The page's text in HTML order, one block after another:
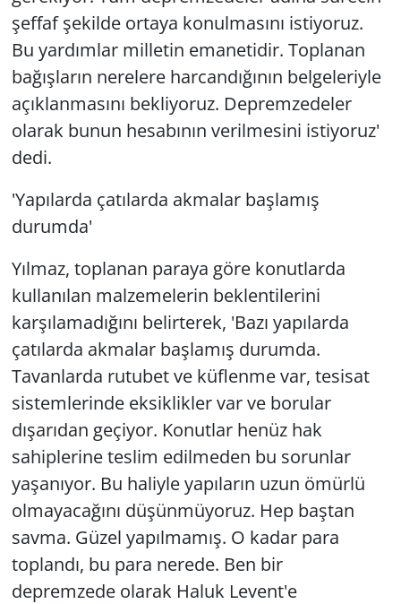
şeffaf şekilde ortaya konulmasını istiyoruz.
Bu yardımlar milletin emanetidir. Toplanan
bağışların nerelere harcandığının belgeleriyle
açıklanmasını bekliyoruz. Depremzedeler
olarak bunun hesabının verilmesini istiyoruz'
dedi.
'Yapılarda çatılarda akmalar başlamış
durumda'
Yılmaz, toplanan paraya göre konutlarda
kullanılan malzemelerin beklentilerini
karşılamadığını belirterek, 'Bazı yapılarda
çatılarda akmalar başlamış durumda.
Tavanlarda rutubet ve küflenme var, tesisat
sistemlerinde eksiklikler var ve borular
dışarıdan geçiyor. Konutlar henüz hak
sahiplerine teslim edilmeden bu sorunlar
yaşanıyor. Bu haliyle yapıların uzun ömürlü
olmayacağını düşünmüyoruz. Hep baştan
savma. Güzel yapılmamış. O kadar para
toplandı, bu para nerede. Ben bir
depremzede olarak Haluk Levent'e